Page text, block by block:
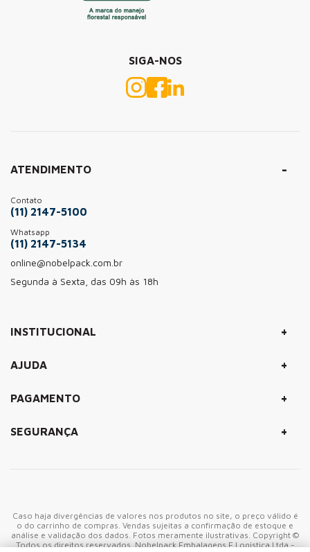
SIGA-NOS
ATENDIMENTO
Contato
(11) 2147-5100
Whatsapp
(11) 2147-5134
online@nobelpack.com.br
Segunda à Sexta, das 09h às 18h
INSTITUCIONAL +
AJUDA +
PAGAMENTO +
SEGURANÇA +
Caso haja divergências de valores nos produtos no site, o preço válido é
o do carrinho de compras. Vendas sujeitas a confirmação de estoque e
análise e validação dos dados. Fotos meramente ilustrativas. Copyright ©
Todos os direitos reservados. Nobelpack Embalagens E Logistica Ltda -